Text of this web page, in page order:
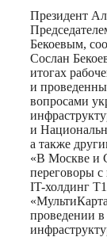
Print
Президент
Бекоевым,
Сослан
итогах
и
вопросами
и
а также
«В Москве и
переговоры
IT-холдинг
проведении